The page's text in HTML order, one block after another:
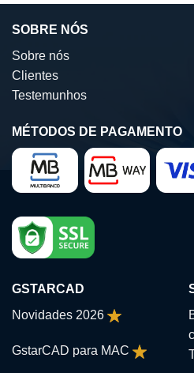
SOBRE NÓS
Sobre nós
Clientes
Testemunhos
MÉTODOS DE PAGAMENTO
GSTARCAD
Novidades 2026
GstarCAD para MAC